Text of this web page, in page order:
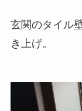
玄関のタイル
き上げ。